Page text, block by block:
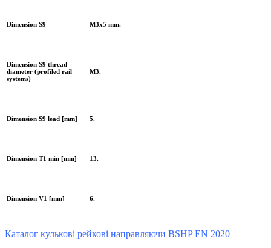
Dimension S9 M3x5 mm.
Dimension S9 thread
diameter (profiled rail
systems)
M3.
Dimension S9 lead [mm] 5.
Dimension T1 min [mm] 13.
Dimension V1 [mm] 6.
Каталог кулькові рейкові направляючи BSHP EN 2020